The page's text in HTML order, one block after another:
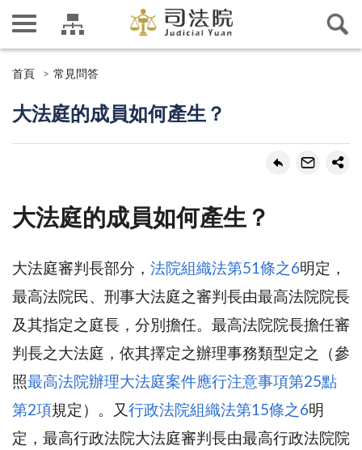
首頁 常見問答
大法庭的成員如何產生？
大法庭的成員如何產生？
大法庭審判長部分， 法院組織法第51條之6明定，
最高法院民、刑事大法庭之審判長由最高法院院長
及其指定之庭長，分別擔任。最高法院院長擔任審
判長之大法庭，依其擇定之辦理事務類型定之（參
照最高法院辦理大法庭案件應行注意事項第25點
第2項規定）。又 行政法院組織法第15條之6明
定，最高行政法院大法庭審判長由最高行政法院院